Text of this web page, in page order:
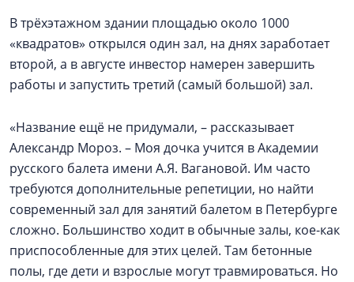
В трёхэтажном здании площадью около 1000
«квадратов» открылся один зал, на днях заработает
второй, а в августе инвестор намерен завершить
работы и запустить третий (самый большой) зал.
«Название ещё не придумали, – рассказывает
Александр Мороз. – Моя дочка учится в Академии
русского балета имени А.Я. Вагановой. Им часто
требуются дополнительные репетиции, но найти
современный зал для занятий балетом в Петербурге
сложно. Большинство ходит в обычные залы, кое-как
приспособленные для этих целей. Там бетонные
полы, где дети и взрослые могут травмироваться. Но